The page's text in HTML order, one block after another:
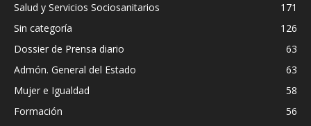
Salud y Servicios Sociosanitarios
171
Sin categoría
126
Dossier de Prensa diario
63
Admón. General del Estado
63
Mujer e Igualdad
58
Formación
56